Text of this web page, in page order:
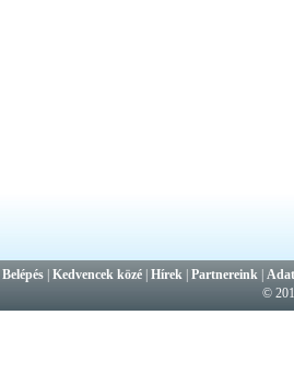
Belépés |Kedvencek közé |Hírek |Partnereink |
©